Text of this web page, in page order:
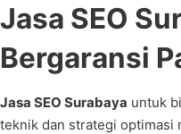
Jasa SEO
Bergaransi
Jasa SEO Surabaya untuk
teknik dan strategi optimasi